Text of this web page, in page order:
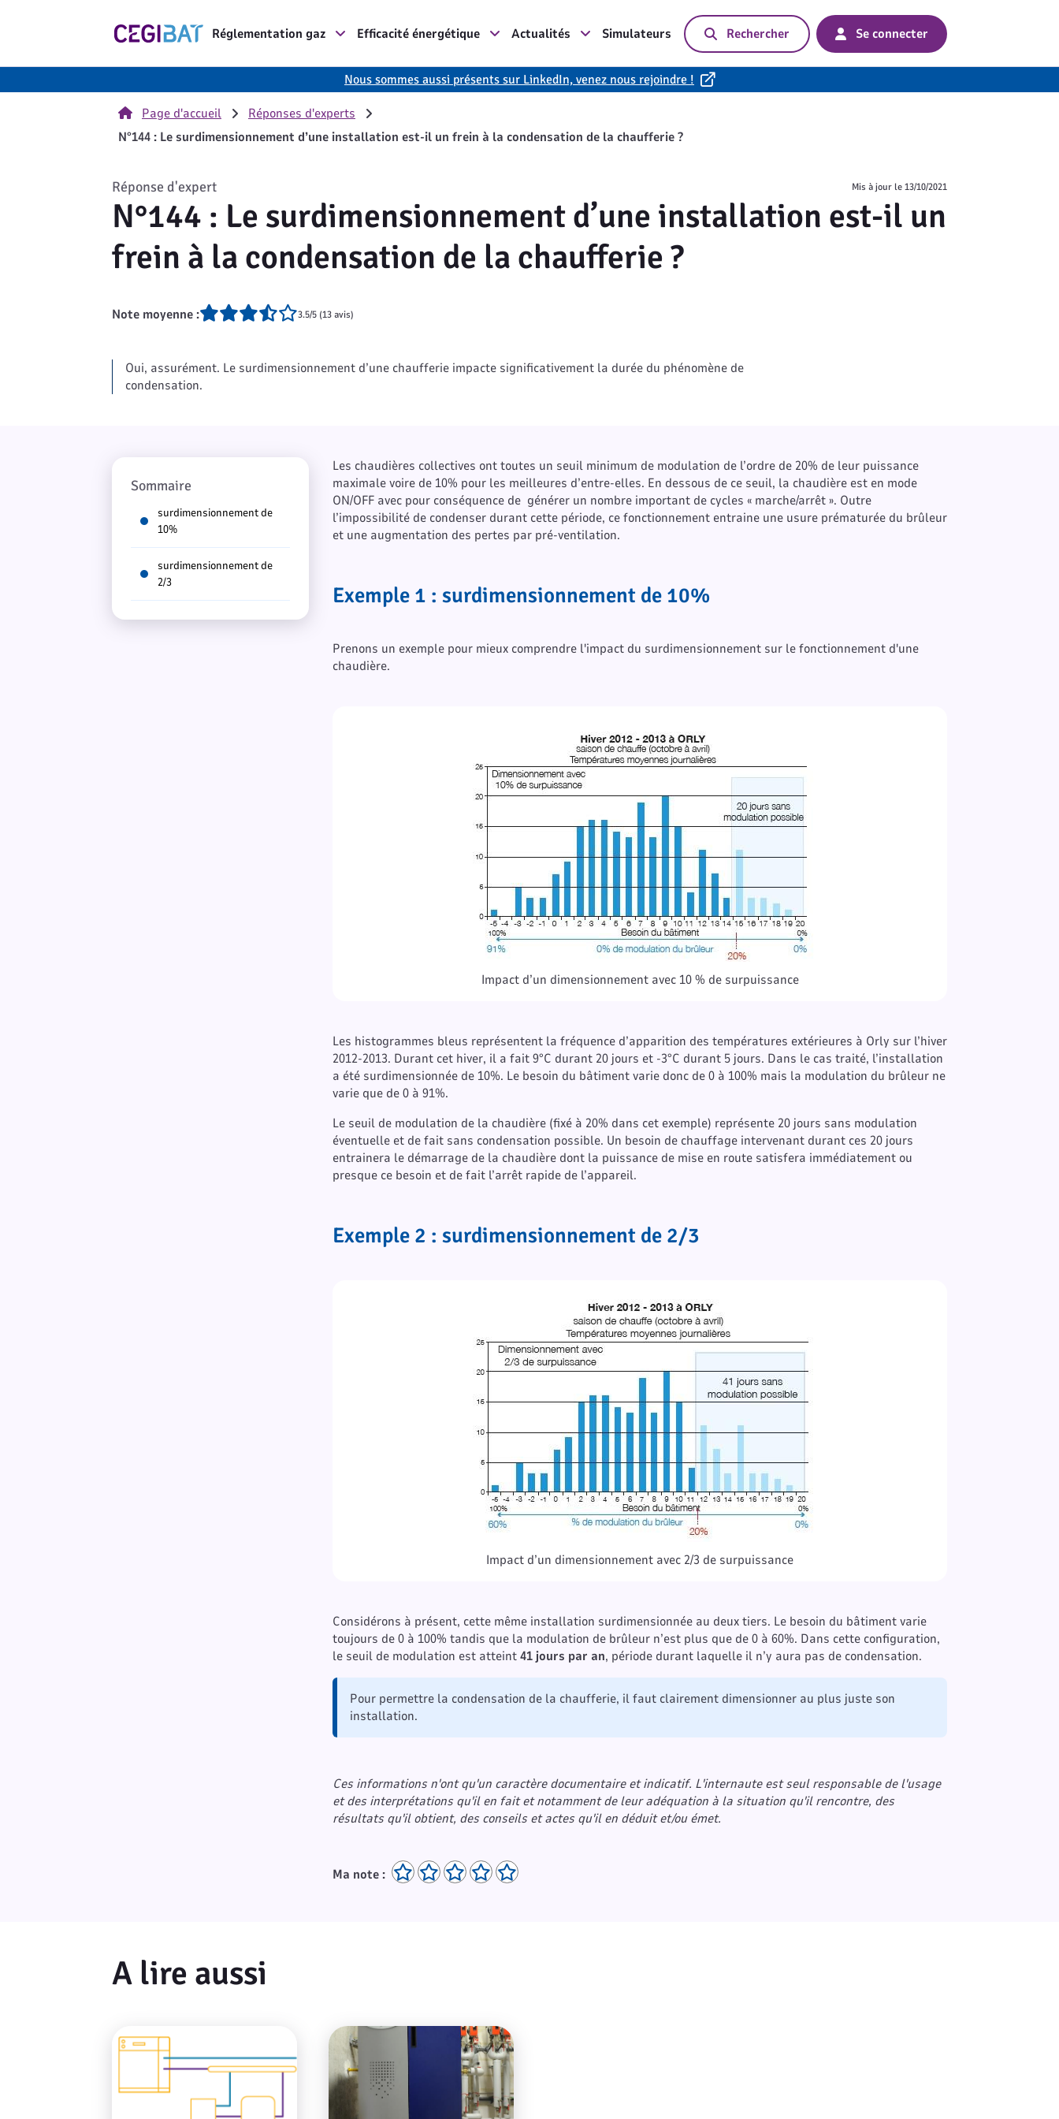
Cegibat, accueil Réglementation gaz Efficacité énergétique Actualités Simulateurs Rechercher Se connecter
Nous sommes aussi présents sur LinkedIn, venez nous rejoindre !
Page d'accueil
Réponses d'experts
N°144 : Le surdimensionnement d’une installation est-il un frein à la condensation de la chaufferie ?
N°144 : Le surdimensionnement d’une installation est-il un
frein à la condensation de la chaufferie ?
Réponse d'expert Mis à jour le13/10/2021
Note moyenne : 3.5/5 (13 avis)
Oui, assurément. Le surdimensionnement d’une chaufferie impacte significativement la durée du phénomène de
condensation.
Sommaire
surdimensionnement de
10%
surdimensionnement de
2/3
Les chaudières collectives ont toutes un seuil minimum de modulation de l’ordre de 20% de leur puissance
maximale voire de 10% pour les meilleures d’entre-elles. En dessous de ce seuil, la chaudière est en mode
ON/OFF avec pour conséquence de générer un nombre important de cycles « marche/arrêt ». Outre
l’impossibilité de condenser durant cette période, ce fonctionnement entraine une usure prématurée du brûleur
et une augmentation des pertes par pré-ventilation.
Exemple 1 : surdimensionnement de 10%
Prenons un exemple pour mieux comprendre l'impact du surdimensionnement sur le fonctionnement d'une
chaudière.
Impact d’un dimensionnement avec 10 % de surpuissance
Les histogrammes bleus représentent la fréquence d’apparition des températures extérieures à Orly sur l’hiver
2012-2013. Durant cet hiver, il a fait 9°C durant 20 jours et -3°C durant 5 jours. Dans le cas traité, l’installation
a été surdimensionnée de 10%. Le besoin du bâtiment varie donc de 0 à 100% mais la modulation du brûleur ne
varie que de 0 à 91%.
Le seuil de modulation de la chaudière (fixé à 20% dans cet exemple) représente 20 jours sans modulation
éventuelle et de fait sans condensation possible. Un besoin de chauffage intervenant durant ces 20 jours
entrainera le démarrage de la chaudière dont la puissance de mise en route satisfera immédiatement ou
presque ce besoin et de fait l’arrêt rapide de l’appareil.
Exemple 2 : surdimensionnement de 2/3
Impact d’un dimensionnement avec 2/3 de surpuissance
Considérons à présent, cette même installation surdimensionnée au deux tiers. Le besoin du bâtiment varie
toujours de 0 à 100% tandis que la modulation de brûleur n’est plus que de 0 à 60%. Dans cette configuration,
le seuil de modulation est atteint41 jours par an, période durant laquelle il n’y aura pas de condensation.
Pour permettre la condensation de la chaufferie, il faut clairement dimensionner au plus juste son
installation.
Ces informations n'ont qu'un caractère documentaire et indicatif. L'internaute est seul responsable de l'usage
et des interprétations qu'il en fait et notamment de leur adéquation à la situation qu'il rencontre, des
résultats qu'il obtient, des conseils et actes qu'il en déduit et/ou émet.
Ma note :
A lire aussi